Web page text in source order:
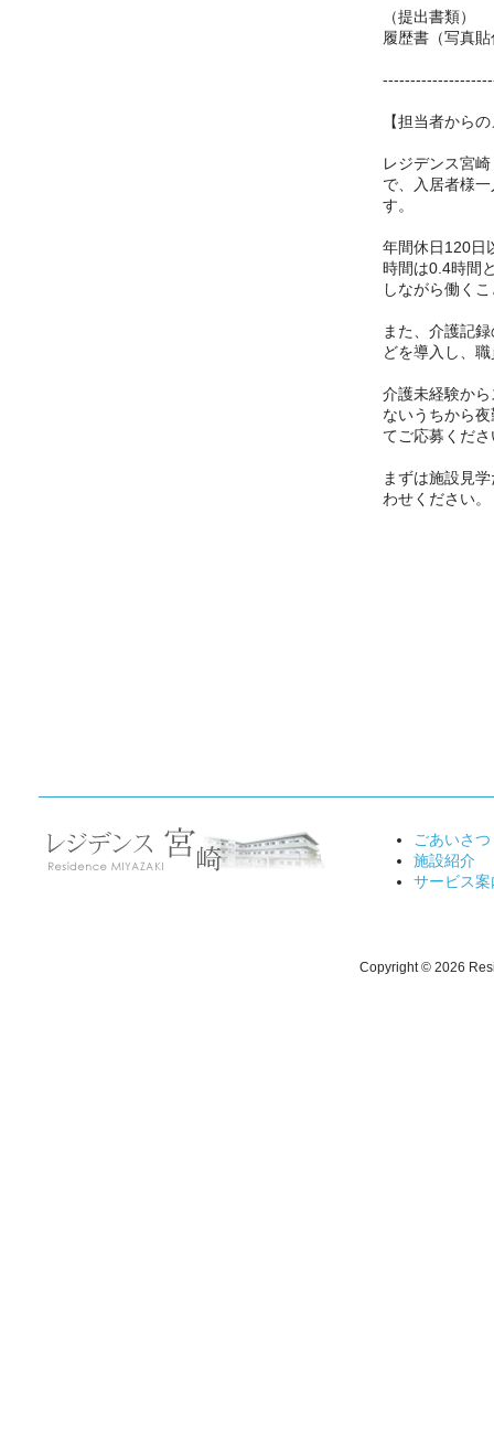
（提出書類）
履歴書（写真
【担当者から
レジデンス宮
で、入居者様
す。
年間休日120日
時間は0.4時間
しながら働く
また、介護記
どを導入し、
介護未経験か
ないうちから
てご応募くだ
まずは施設見
わせください。
ごあいさつ
施設紹介
サービス案
Copyright © 2026